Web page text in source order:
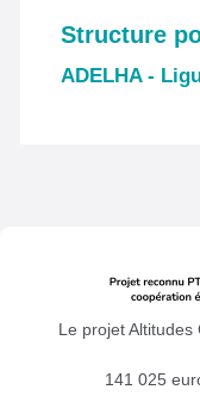
Structure
ADELHA -
Le projet
141 025